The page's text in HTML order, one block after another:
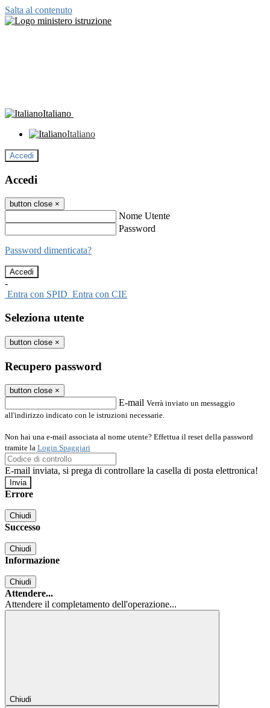
Salta al contenuto
Italiano
Italiano
Accedi
Accedi
button close ×
Nome Utente
Password
Password dimenticata?
-
Entra con SPID Entra con CIE
Seleziona utente
button close ×
Recupero password
button close ×
E-mail Verrà inviato un messaggio
all'indirizzo indicato con le istruzioni necessarie.
Non hai una e-mail associata al nome utente? Effettua il reset della password
tramite la Login Spaggiari
E-mail inviata, si prega di controllare la casella di posta elettronica!
Errore
Chiudi
Successo
Chiudi
Informazione
Chiudi
Attendere...
Attendere il completamento dell'operazione...
Chiudi